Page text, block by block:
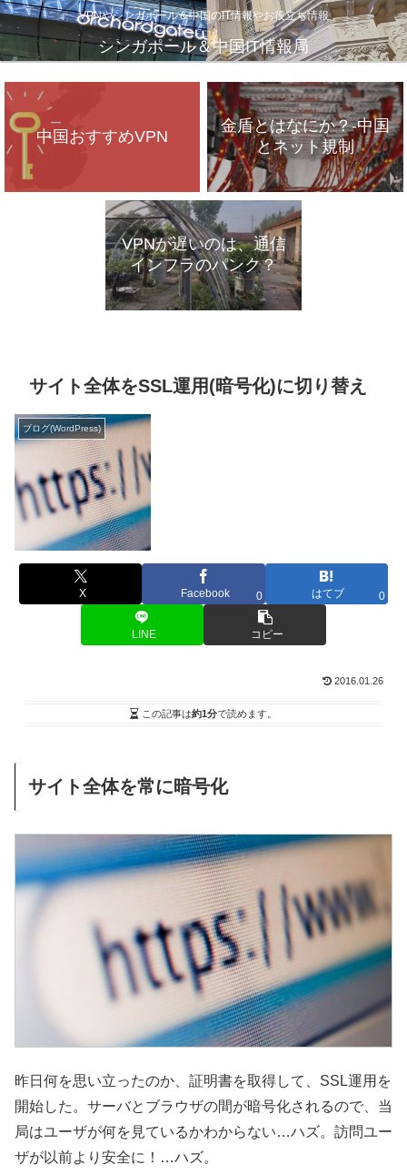
VPNやシンガポール＆中国のIT情報やお役立ち情報
シンガポール＆中国IT情報局
中国おすすめVPN
金盾とはなにか？-中国
とネット規制
VPNが遅いのは、通信
インフラのパンク？
サイト全体をSSL運用(暗号化)に切り替え
ブログ(WordPress)
X Facebook 0 はてブ 0
LINE コピー
2016.01.26
この記事は約1分で読めます。
サイト全体を常に暗号化
昨日何を思い立ったのか、証明書を取得して、SSL運用を
開始した。サーバとブラウザの間が暗号化されるので、当
局はユーザが何を見ているかわからない…ハズ。訪問ユー
ザが以前より安全に！…ハズ。